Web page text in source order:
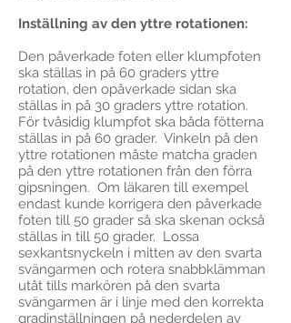
Inställning av den yttre rotationen:
Den påverkade foten eller klumpfoten
ska ställas in på 60 graders yttre
rotation, den opåverkade sidan ska
ställas in på 30 graders yttre rotation.
För tvåsidig klumpfot ska båda fötterna
ställas in på 60 grader. Vinkeln på den
yttre rotationen måste matcha graden
på den yttre rotationen från den förra
gipsningen. Om läkaren till exempel
endast kunde korrigera den påverkade
foten till 50 grader så ska skenan också
ställas in till 50 grader. Lossa
sexkantsnyckeln i mitten av den svarta
svängarmen och rotera snabbklämman
utåt tills markören på den svarta
svängarmen är i linje med den korrekta
gradinställningen på nederdelen av